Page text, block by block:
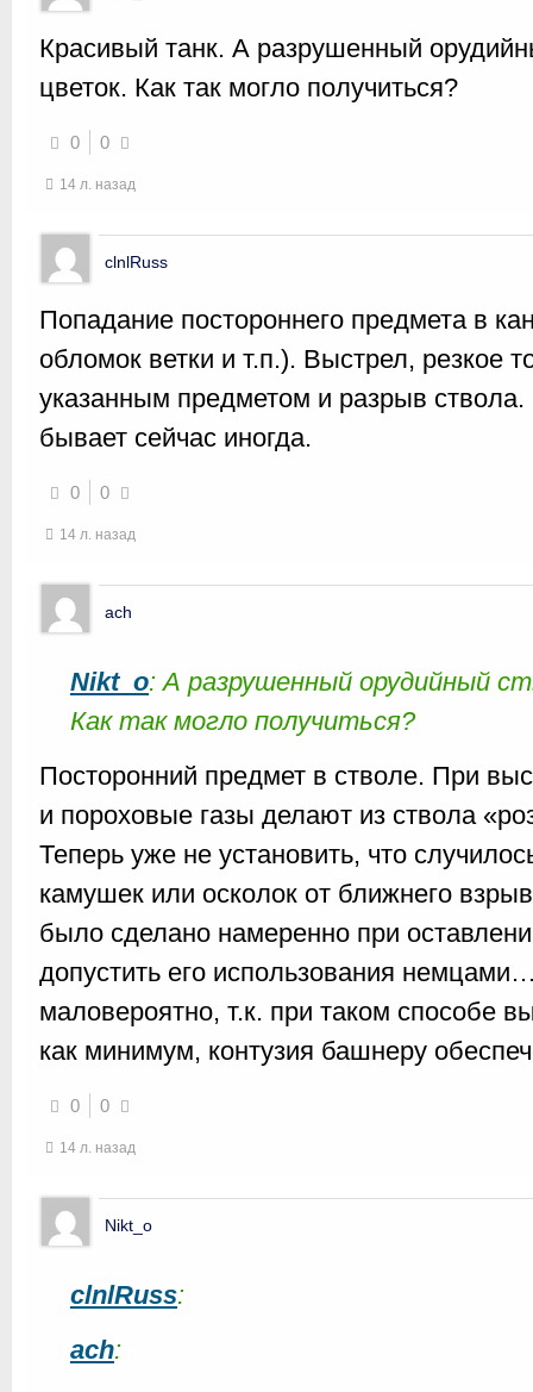
Красивый танк. А разрушенный
цветок. Как так могло получиться?
0 0
14 л. назад
clnlRuss
Попадание постороннего предмета в
обломок ветки и т.п.). Выстрел, резкое
указанным предметом и разрыв
бывает сейчас иногда.
0 0
14 л. назад
ach
Nikt_o: А разрушенный орудийный
Как так могло получиться?
Посторонний предмет в стволе. При
и пороховые газы делают из ствола
Теперь уже не установить, что
камушек или осколок от ближнего
было сделано намеренно при
допустить его использования
маловероятно, т.к. при таком способе
как минимум, контузия башнеру
0 0
14 л. назад
Nikt_o
clnlRuss:
ach: